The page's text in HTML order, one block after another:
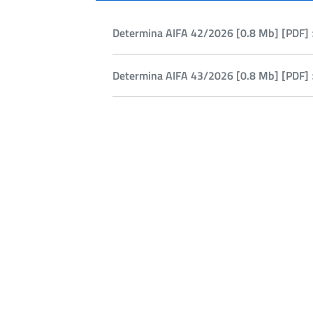
Determina AIFA 42/2026 [0.8 Mb] [PDF]
Determina AIFA 43/2026 [0.8 Mb] [PDF]